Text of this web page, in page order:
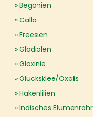
Begonien
Calla
Freesien
Gladiolen
Gloxinie
Glücksklee/Oxalis
Hakenlilien
Indisches Blumenrohr